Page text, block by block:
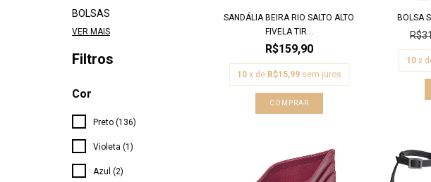
BOLSAS
VER MAIS
Filtros
Cor
Preto (136)
Violeta (1)
Azul (2)
SANDÁLIA BEIRA RIO SALTO ALTO
FIVELA TIR...
R$159,90
10 x de R$15,99 sem juros
COMPRAR
BOLSA
10 x